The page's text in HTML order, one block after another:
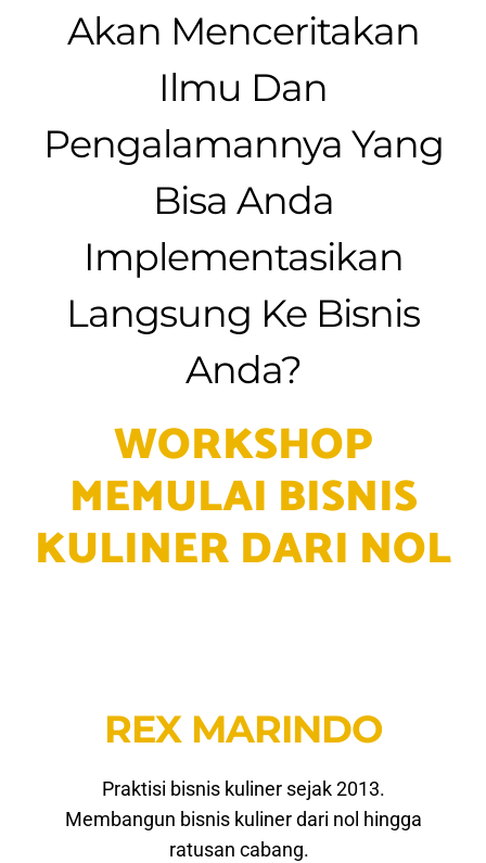
Akan Menceritakan
Ilmu Dan
Pengalamannya Yang
Bisa Anda
Implementasikan
Langsung Ke Bisnis
Anda?
WORKSHOP
MEMULAI BISNIS
KULINER DARI NOL
REX MARINDO
Praktisi bisnis kuliner sejak 2013.
Membangun bisnis kuliner dari nol hingga
ratusan cabang.